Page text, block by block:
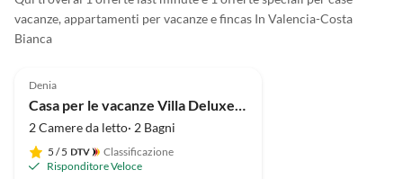
vacanze, appartamenti per vacanze e fincas In Valencia-Costa
Bianca
Denia
Casa per le vacanze Villa Deluxe Pastor
2 Camere da letto· 2 Bagni
5 / 5
Classificazione
Risponditore Veloce